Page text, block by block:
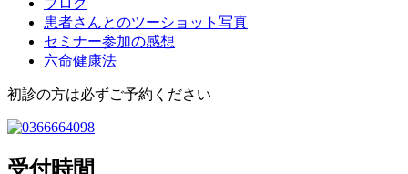
ブログ
患者さんとのツーショット写真
セミナー参加の感想
六命健康法
初診の方は必ずご予約ください
受付時間